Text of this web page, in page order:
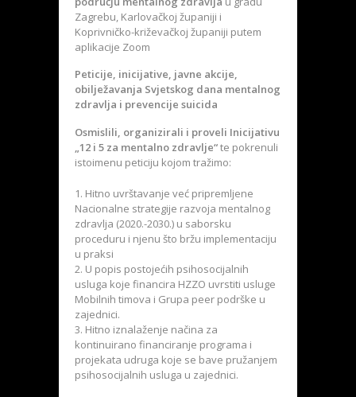
Zagrebu, Karlovačkoj županiji i
Koprivničko-križevačkoj županiji putem
aplikacije Zoom
Peticije, inicijative, javne akcije,
obilježavanja Svjetskog dana mentalnog
zdravlja i prevencije suicida
Osmislili, organizirali i proveli Inicijativu
„12 i 5 za mentalno zdravlje“te pokrenuli
istoimenu peticiju kojom tražimo:
Hitno uvrštavanje već pripremljene
Nacionalne strategije razvoja mentalnog
zdravlja (2020.-2030.) u saborsku
proceduru i njenu što bržu implementaciju
u praksi
U popis postojećih psihosocijalnih
usluga koje financira HZZO uvrstiti usluge
Mobilnih timova i Grupa peer podrške u
zajednici.
Hitno iznalaženje načina za
kontinuirano financiranje programa i
projekata udruga koje se bave pružanjem
psihosocijalnih usluga u zajednici.